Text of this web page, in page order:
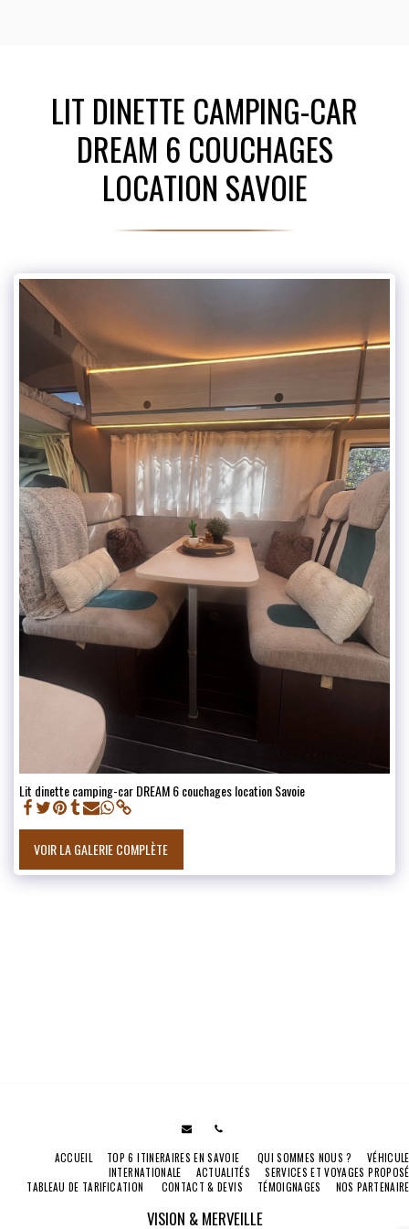
LIT DINETTE CAMPING-CAR
DREAM 6 COUCHAGES
LOCATION SAVOIE
Lit dinette camping-car DREAM 6 couchages location Savoie
VOIR LA GALERIE COMPLÈTE
VISION & MERVEILLE
ACCUEIL TOP 6 ITINERAIRES EN SAVOIE QUI SOMMES NOUS ?
INTERNATIONALE
ACTUALITÉS
SERVICES ET VOYAGES
TABLEAU DE TARIFICATION
CONTACT & DEVIS TÉMOIGNAGES NOS